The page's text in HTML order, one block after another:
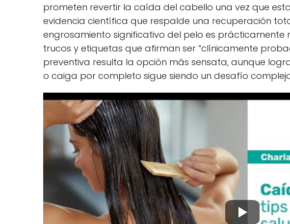
prometen revertir la caída del cabello una vez que
evidencia científica que respalde una recuperación
engrosamiento significativo del pelo es
trucos y etiquetas que afirman ser “clínicamente
preventiva resulta la opción más sensata, aunque
o caiga por completo sigue siendo un desafío